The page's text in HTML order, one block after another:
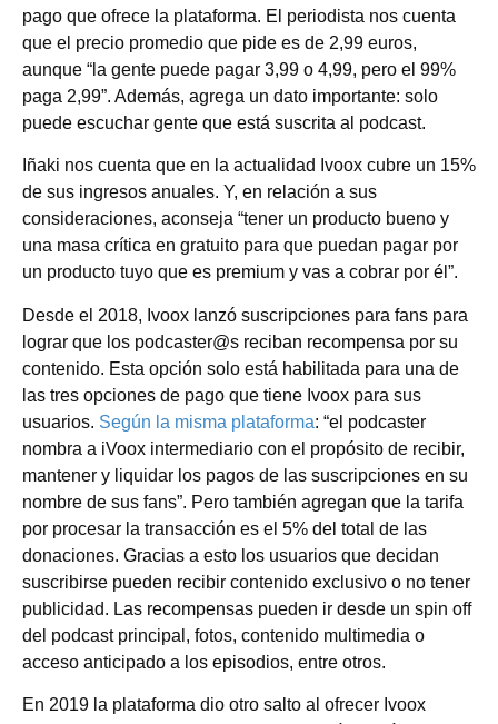
pago que ofrece la plataforma. El periodista nos cuenta
que el precio promedio que pide es de 2,99 euros,
aunque “la gente puede pagar 3,99 o 4,99, pero el 99%
paga 2,99”. Además, agrega un dato importante: solo
puede escuchar gente que está suscrita al podcast.
Iñaki nos cuenta que en la actualidad Ivoox cubre un 15%
de sus ingresos anuales. Y, en relación a sus
consideraciones, aconseja “tener un producto bueno y
una masa crítica en gratuito para que puedan pagar por
un producto tuyo que es premium y vas a cobrar por él”.
Desde el 2018, Ivoox lanzó suscripciones para fans para
lograr que los podcaster@s reciban recompensa por su
contenido. Esta opción solo está habilitada para una de
las tres opciones de pago que tiene Ivoox para sus
usuarios. Según la misma plataforma: “el podcaster
nombra a iVoox intermediario con el propósito de recibir,
mantener y liquidar los pagos de las suscripciones en su
nombre de sus fans”. Pero también agregan que la tarifa
por procesar la transacción es el 5% del total de las
donaciones. Gracias a esto los usuarios que decidan
suscribirse pueden recibir contenido exclusivo o no tener
publicidad. Las recompensas pueden ir desde un spin off
del podcast principal, fotos, contenido multimedia o
acceso anticipado a los episodios, entre otros.
En 2019 la plataforma dio otro salto al ofrecer Ivoox